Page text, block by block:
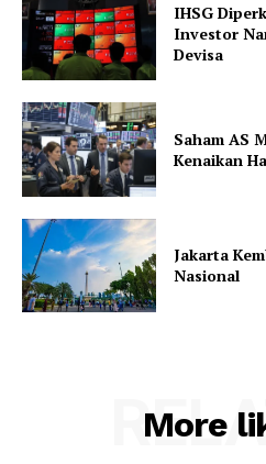
IHSG
Investor
Devisa
Saham AS
Kenaikan
Jakarta
Nasional
More